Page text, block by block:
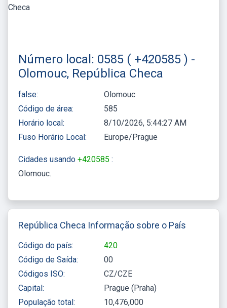
Número local: 0585 ( +420585 ) -
Olomouc, República Checa
false:
Olomouc
Código de área:
585
Horário local:
8/10/2026, 5:44:27 AM
Fuso Horário Local:
Europe/Prague
Cidades usando +420585 :
Olomouc
República Checa Informação sobre o País
Código do país:
420
Código de Saída:
00
Códigos ISO:
CZ/CZE
Capital:
Prague (Praha)
População total:
10,476,000